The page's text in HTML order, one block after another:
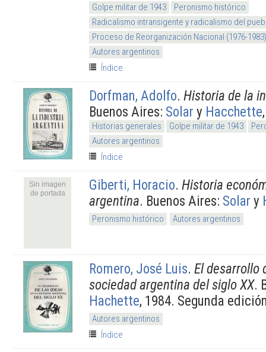
Golpe militar de 1943
Peronismo histórico
Radicalismo intransigente y radicalismo del
Proceso de Reorganización Nacional (1976-1983)
Autores argentinos
Índice
Dorfman, Adolfo. Historia de la
Buenos Aires: Solar y Hacchette
Historias generales Golpe militar de 1943
Autores argentinos
Índice
Sin imagen
de portada
Giberti, Horacio. Historia
argentina. Buenos Aires: Solar y
Peronismo histórico Autores argentinos
Romero, José Luis. El desarrollo
sociedad argentina del siglo XX.
Hachette, 1984. Segunda
Autores argentinos
Índice